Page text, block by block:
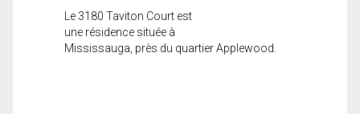
Le 3180 Taviton Court est
une résidence située à
Mississauga, près du quartier Applewood.